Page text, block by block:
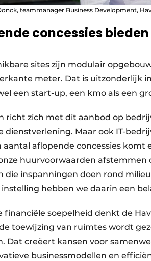
teammanager Business Development,
concessies
sites zijn modulair
meter. Dat is uitzonderlijk
een start-up, een kmo als een
richt zich met dit aanbod op
dienstverlening. Maar ook IT-
aantal aflopende concessies komt
huurvoorwaarden
die inspanningen doen rond
hebben we daarin een
financiële soepelheid denkt de
toewijzing van ruimtes wordt
Dat creëert kansen voor
businessmodellen en